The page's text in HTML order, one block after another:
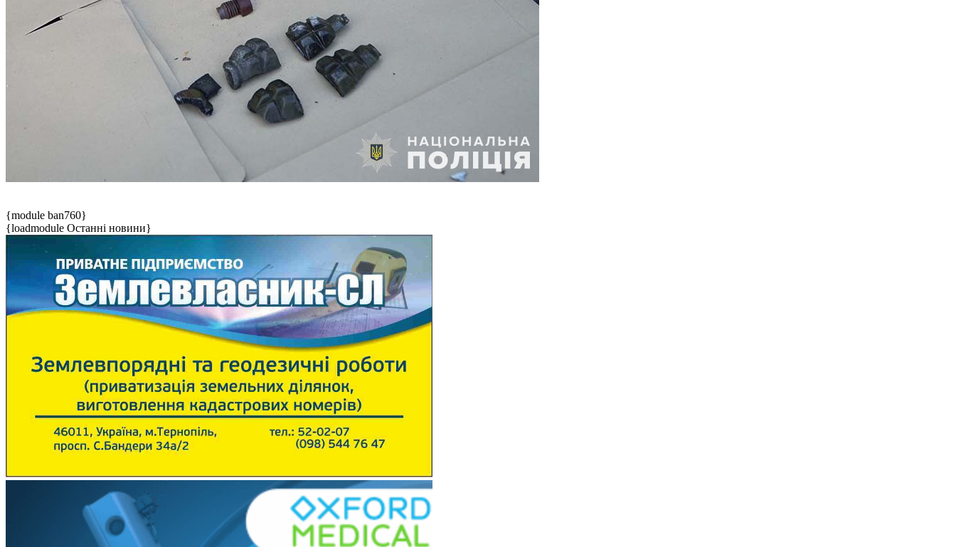
{module ban760}
{loadmodule Останні новини}